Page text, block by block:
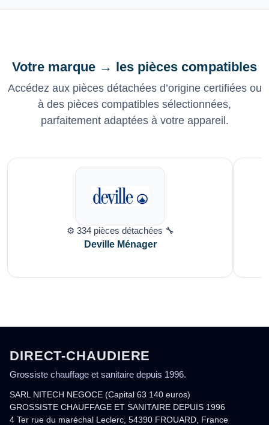
Votre marque → les pièces compatibles
Accédez aux pièces détachées d’origine certifiées ou
à des pièces compatibles sélectionnées,
parfaitement adaptées à votre appareil.
⚙️ 334 pièces détachées 🔧
Deville Ménager
DIRECT-CHAUDIERE
Grossiste chauffage et sanitaire depuis 1996.
SARL NITECH NEGOCE (Capital 63 140 euros)
GROSSISTE CHAUFFAGE ET SANITAIRE DEPUIS 1996
4 Ter rue du maréchal Leclerc, 54390 FROUARD, France